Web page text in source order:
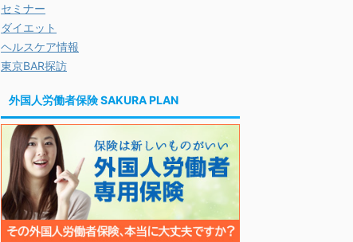
セミナー
ダイエット
ヘルスケア情報
東京BAR探訪
外国人労働者保険 SAKURA PLAN